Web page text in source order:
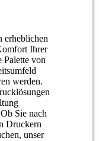
erheblichen
Ihrer
Palette von
werden.
Sie nach
Druckern
unser